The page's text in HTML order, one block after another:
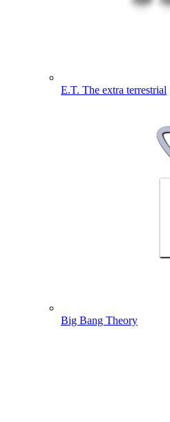
E.T. The extra terrestrial
Big Bang Theory